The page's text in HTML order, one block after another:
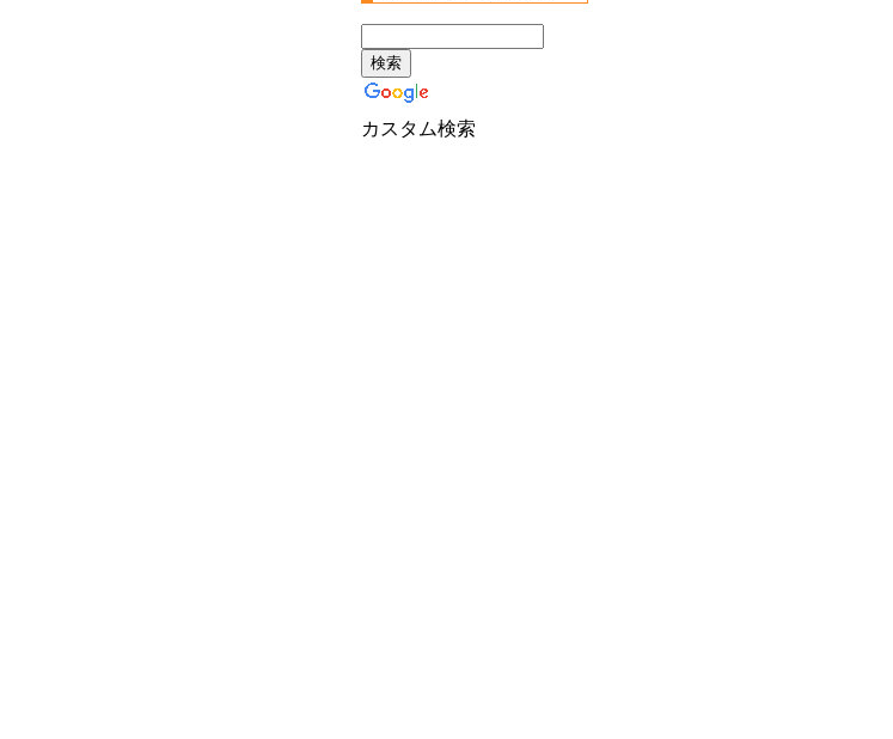
カスタム検索